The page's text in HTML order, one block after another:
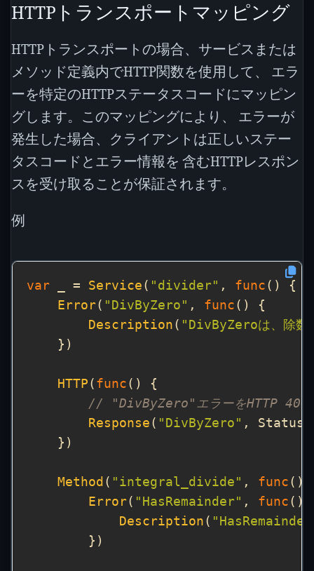
HTTPトランスポートマッピング
HTTPトランスポートの場合、サービスまたは
メソッド定義内でHTTP関数を使用して、 エラ
ーを特定のHTTPステータスコードにマッピン
グします。このマッピングにより、 エラーが
発生した場合、クライアントは正しいステー
タスコードとエラー情報を 含むHTTPレスポン
スを受け取ることが保証されます。
例
var _ = Service ( "divider" , func
Error( "DivByZero" , func
Description ( "DivByZeroは、除数
HTTP ( func
// "DivByZero"エラーをHTTP 400
Response ( "DivByZero"
Method ( "integral_divide" , func
Error( "HasRemainder" , func
Description ( "HasRemainder